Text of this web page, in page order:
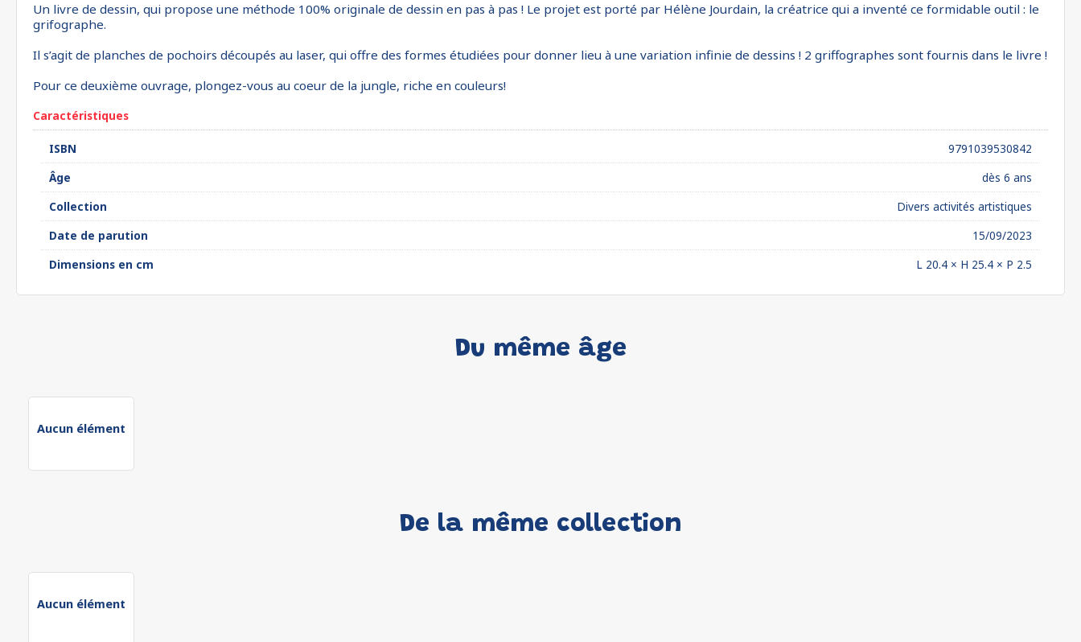
Un livre de dessin, qui propose une méthode 100% originale de dessin en pas à pas ! Le projet est porté par Hélène Jourdain, la créatrice qui a inventé ce formidable outil : le
grifographe.
Il s’agit de planches de pochoirs découpés au laser, qui offre des formes étudiées pour donner lieu à une variation infinie de dessins ! 2 griffographes sont fournis dans le livre !
Pour ce deuxième ouvrage, plongez-vous au coeur de la jungle, riche en couleurs!
Caractéristiques
ISBN
9791039530842
Âge
dès 6 ans
Collection
Divers activités artistiques
Date de parution
15/09/2023
Dimensions en cm
L 20.4 × H 25.4 × P 2.5
Du même âge
Aucun élément
De la même collection
Aucun élément